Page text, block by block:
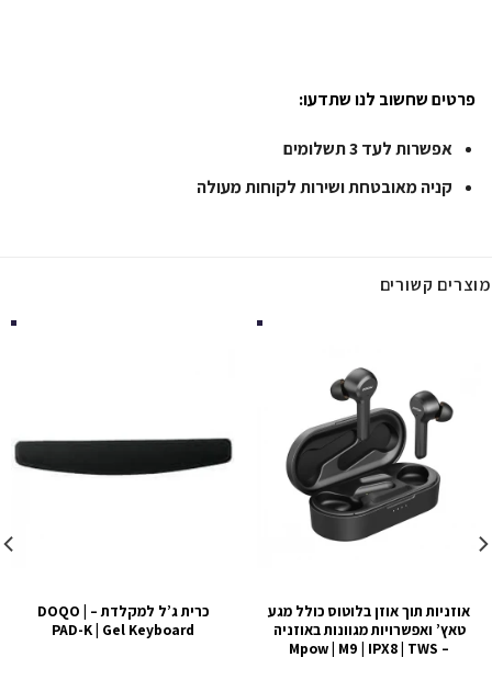
פרטים שחשוב לנו שתדעו:
אפשרות לעד 3 תשלומים
קניה מאובטחת ושירות לקוחות מעולה
מוצרים קשורים
אוזניות תוך אוזן בלוטוס כולל מגע
טאץ’ ואפשרויות מגוונות באוזניה
– Mpow | M9 | IPX8 | TWS
כרית ג’ל למקלדת – DOQO |
PAD-K | Gel Keyboard